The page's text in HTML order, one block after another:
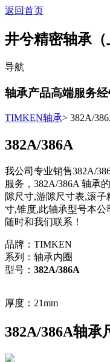
返回首页
井兮精密轴承（
导航
轴承产品高端服务
TIMKEN轴承> 382A/
382A/386A
我公司专业销售382A/
服务，382A/386A 轴承
隙尺寸,游隙尺寸表,滚子
寸,锥度,此轴承型号本
随时和我们联系！
品牌：TIMKEN
系列：轴承内圈
型号： 382A/386A
厚度：21mm
382A/386A轴承